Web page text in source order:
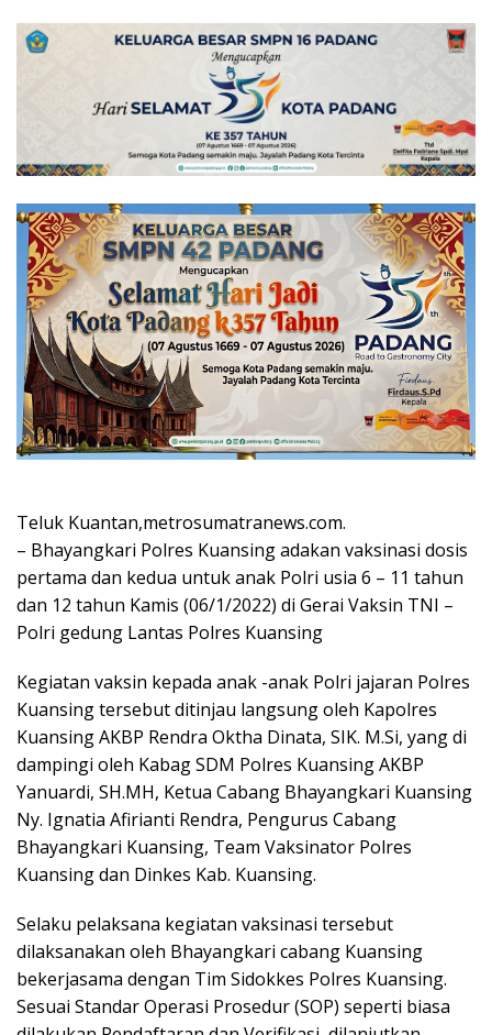
Teluk Kuantan,metrosumatranews.com.
– Bhayangkari Polres Kuansing adakan vaksinasi dosis
pertama dan kedua untuk anak Polri usia 6 – 11 tahun
dan 12 tahun Kamis (06/1/2022) di Gerai Vaksin TNI –
Polri gedung Lantas Polres Kuansing
Kegiatan vaksin kepada anak -anak Polri jajaran Polres
Kuansing tersebut ditinjau langsung oleh Kapolres
Kuansing AKBP Rendra Oktha Dinata, SIK. M.Si, yang di
dampingi oleh Kabag SDM Polres Kuansing AKBP
Yanuardi, SH.MH, Ketua Cabang Bhayangkari Kuansing
Ny. Ignatia Afirianti Rendra, Pengurus Cabang
Bhayangkari Kuansing, Team Vaksinator Polres
Kuansing dan Dinkes Kab. Kuansing.
Selaku pelaksana kegiatan vaksinasi tersebut
dilaksanakan oleh Bhayangkari cabang Kuansing
bekerjasama dengan Tim Sidokkes Polres Kuansing.
Sesuai Standar Operasi Prosedur (SOP) seperti biasa